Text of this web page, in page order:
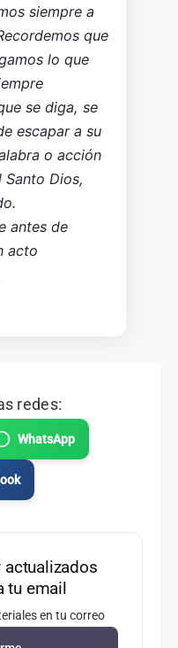
siempre a
que
lo que
se diga, se
escapar a su
o acción
Dios,
antes de
acto
redes:
WhatsApp
actualizados
tu email
en tu correo